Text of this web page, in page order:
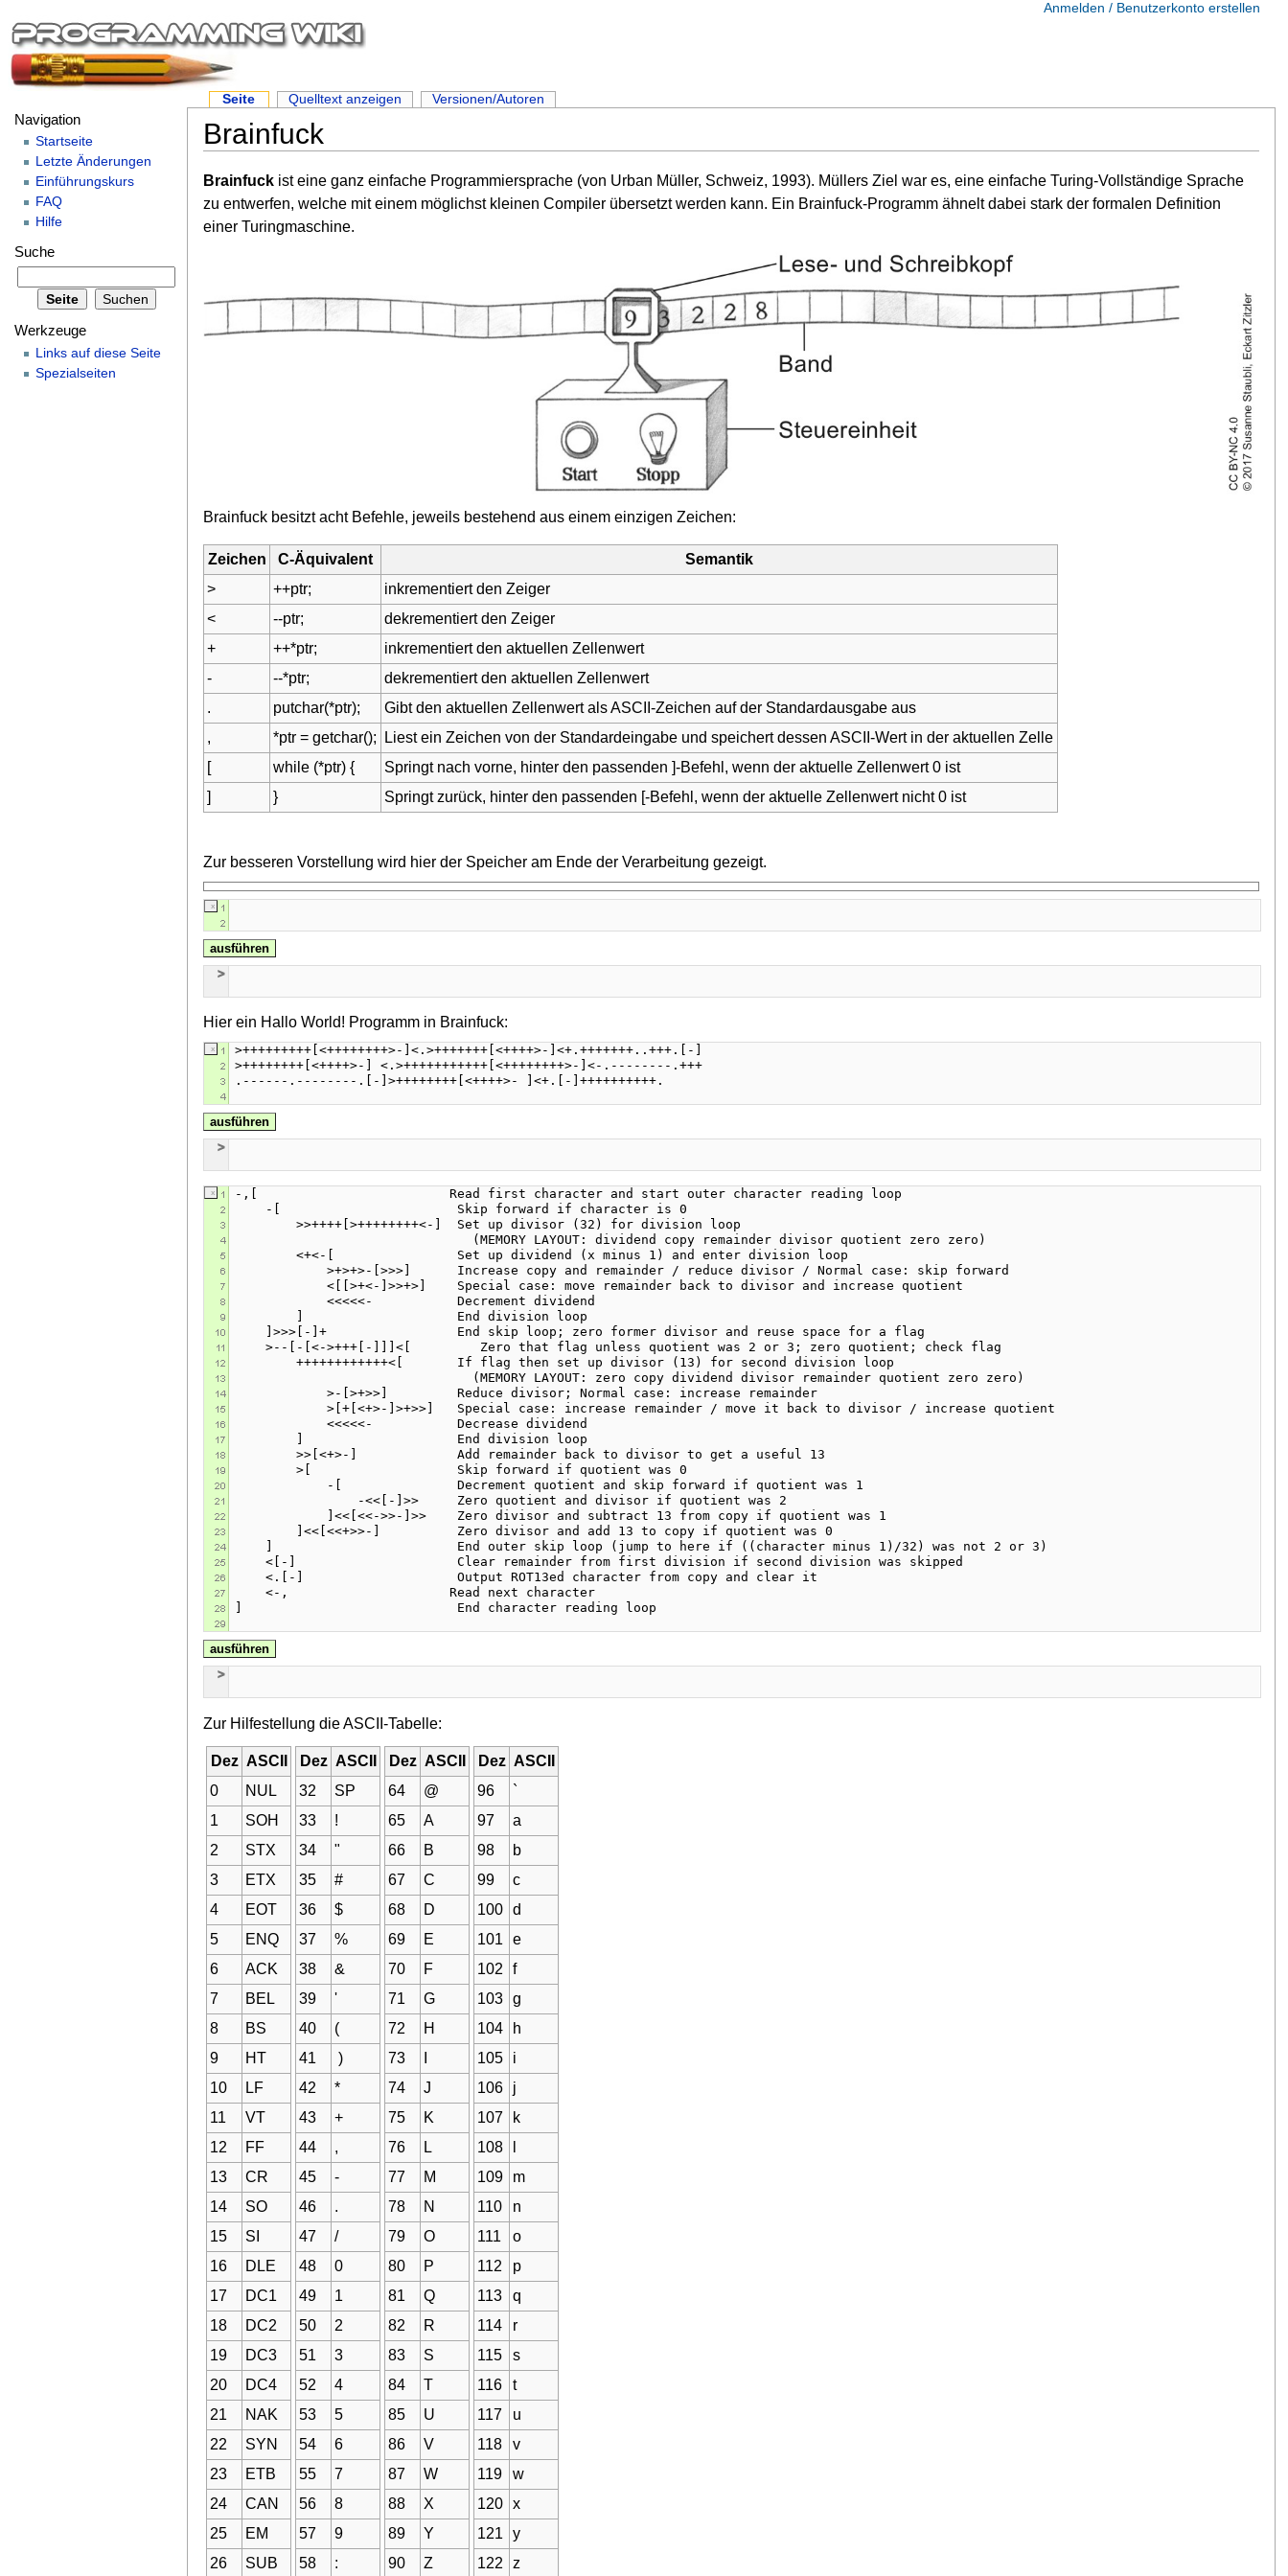
Brainfuck
Brainfuck ist eine ganz einfache Programmiersprache (von Urban Müller, Schweiz, 1993). Müllers Ziel war es, eine einfache Turing-Vollständige Sprache
zu entwerfen, welche mit einem möglichst kleinen Compiler übersetzt werden kann. Ein Brainfuck-Programm ähnelt dabei stark der formalen Definition
einer Turingmaschine.
Brainfuck besitzt acht Befehle, jeweils bestehend aus einem einzigen Zeichen:
Zeichen C-Äquivalent
Semantik
>
++ptr;
inkrementiert den Zeiger
<
--ptr;
dekrementiert den Zeiger
+
++*ptr;
inkrementiert den aktuellen Zellenwert
-
--*ptr;
dekrementiert den aktuellen Zellenwert
.
putchar(*ptr);
Gibt den aktuellen Zellenwert als ASCII-Zeichen auf der Standardausgabe aus
,
*ptr = getchar();
Liest ein Zeichen von der Standardeingabe und speichert dessen ASCII-Wert in der aktuellen Zelle
[
while (*ptr) {
Springt nach vorne, hinter den passenden ]-Befehl, wenn der aktuelle Zellenwert 0 ist
]
} Springt zurück, hinter den passenden [-Befehl, wenn der aktuelle Zellenwert nicht 0 ist
Zur besseren Vorstellung wird hier der Speicher am Ende der Verarbeitung gezeigt.
ausführen
Hier ein Hallo World! Programm in Brainfuck:
ausführen
ausführen
Zur Hilfestellung die ASCII-Tabelle:
Dez ASCII
0
NUL
1
SOH
2
STX
3
ETX
4
EOT
5
ENQ
6
ACK
7
BEL
8
BS
9
HT
10
LF
11
VT
12
FF
13
CR
14
SO
15
SI
16
DLE
17
DC1
18
DC2
19
DC3
20
DC4
21
NAK
22
SYN
23
ETB
24
CAN
25
EM
26
SUB
Dez ASCII
32
SP
33
!
34
"
35
#
36
$
37
%
38
&
39
'
40
(
41
)
42
*
43
+
44
,
45
-
46
.
47
/
48
0
49
1
50
2
51
3
52
4
53
5
54
6
55
7
56
8
57
9
58
:
Dez ASCII
64
@
65
A
66
B
67
C
68
D
69
E
70
F
71
G
72
H
73
74
J
75
K
76
L
77
M
78
N
79
O
80
P
81
Q
82
R
83
S
84
T
85
U
86
V
87
W
88
X
89
Y
90
Z
Dez ASCII
96
`
97
a
98
b
99
c
100
d
101
e
102
f
103
g
104
h
105
i
106
j
107
k
108
109
m
110
n
111
o
112
p
113
q
114
r
115
s
116
t
117
u
118
v
119
w
120
x
121
y
122
z
Seite Quelltext anzeigen Versionen/Autoren
Anmelden / Benutzerkonto erstellen
Navigation
Startseite
Letzte Änderungen
Einführungskurs
FAQ
Hilfe
Suche
Werkzeuge
Links auf diese Seite
Spezialseiten